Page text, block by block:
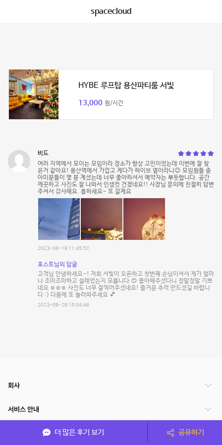
spacecloud
HYBE 루프탑 용산파티룸 서빛
13,000 원/시간
비드
여러 지역에서 모이는 모임이라 장소가 항상 고민이었는데 이번에 잘 찾
은거 같아요! 용산역에서 가깝고 게다가 하이브 옆이라니😊 모임원들 중
아미분들이 몇 분 계셨는데 너무 좋아하셔서 예약자는 뿌듯합니다. 공간
깨끗하고 사진도 잘 나와서 인생컷 건졌네요!! 사장님 문의에 친절히 답변
주셔서 감사해요. 흥하세요~ 또 갈게요
2023-08-19 11:45:52
호스트님의 답글
고객님 안녕하세요~! 저희 서빛이 오픈하고 첫번째 손님이셔서 제가 얼마
나 조마조마하고 설레었는지 모릅니다 😍 좋아해주셨다니 정말정말 기쁘
네요 ㅎㅎㅎ 사진도 너무 잘찍어주셨네요! 즐거운 추억 만드셨길 바랍니
다 :) 다음에 또 놀러와주세요 💕
2023-08-29 15:04:46
더 많은 후기 보기 공유하기
회사
서비스 안내